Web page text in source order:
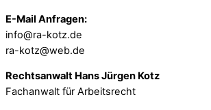
E-Mail Anfragen:
info@ra-kotz.de
ra-kotz@web.de
Rechtsanwalt Hans Jürgen Kotz
Fachanwalt für Arbeitsrecht